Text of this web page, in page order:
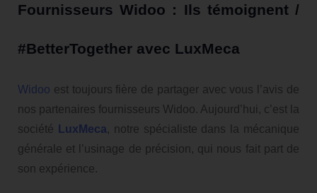
Fournisseurs Widoo : Ils témoignent /
#BetterTogether avec LuxMeca
Widoo est toujours fière de partager avec vous l’avis de
nos partenaires fournisseurs Widoo. Aujourd’hui, c’est la
société
LuxMeca, notre spécialiste dans la mécanique
générale et l’usinage de précision, qui nous fait part de
son expérience.